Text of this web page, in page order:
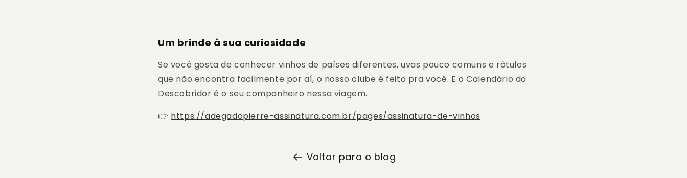
Um brinde à sua curiosidade
Se você gosta de conhecer vinhos de países diferentes, uvas pouco comuns e rótulos
que não encontra facilmente por aí, o nosso clube é feito pra você. E o Calendário do
Descobridor é o seu companheiro nessa viagem.
👉 https://adegadopierre-assinatura.com.br/pages/assinatura-de-vinhos
Voltar para o blog